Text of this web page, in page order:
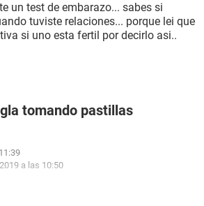
un test de embarazo... sabes si
tuviste relaciones... porque lei que
si uno esta fertil por decirlo asi..
tomando pastillas
a las 10:50